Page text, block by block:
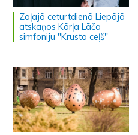
Zaļajā ceturtdienā Liepājā
atskaņos Kārļa Lāča
simfoniju "Krusta ceļš"